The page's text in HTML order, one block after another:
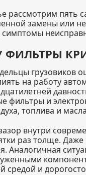
рассмотрим пять
замены или
симптомы
ФИЛЬТРЫ
грузовиков
на работу
фильтры и
топлива и
внутри
раз толще.
Аналогичная
средой и